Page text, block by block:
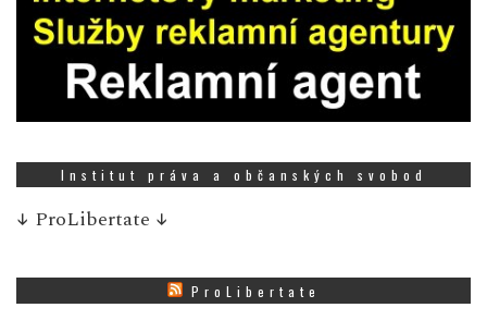
Institut práva a občanských svobod
↓ ProLibertate ↓
ProLibertate